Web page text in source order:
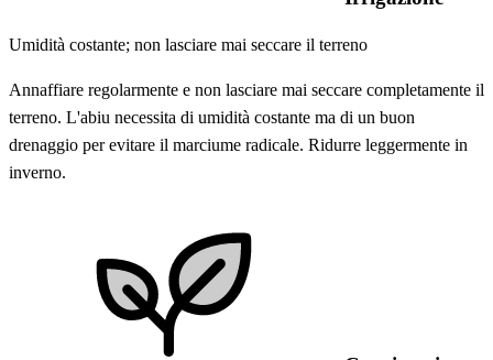
Umidità costante; non lasciare mai seccare il terreno
Annaffiare regolarmente e non lasciare mai seccare completamente il
terreno. L'abiu necessita di umidità costante ma di un buon
drenaggio per evitare il marciume radicale. Ridurre leggermente in
inverno.